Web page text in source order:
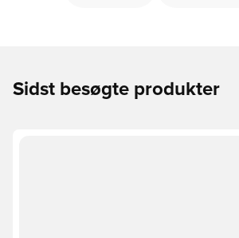
Sidst besøgte produkter